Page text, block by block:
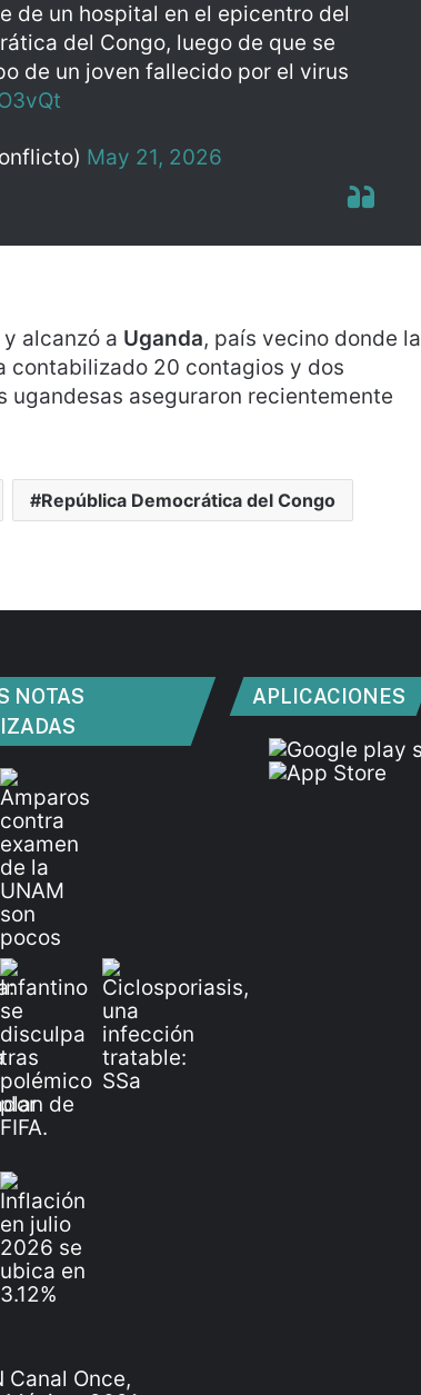
de un hospital en el epicentro del
del Congo, luego de que se
de un joven fallecido por el virus
May 21, 2026
alcanzó a Uganda, país vecino donde la
contabilizado 20 contagios y dos
aseguraron recientemente
República Democrática del Congo
NOTAS
Canal Once,
APLICACIONES